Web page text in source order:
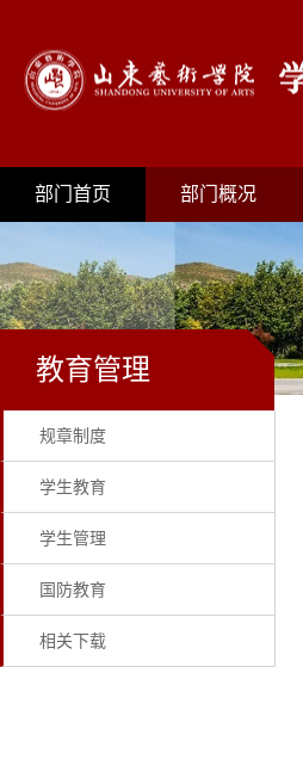
部门首页 部门概况
教育管理
规章制度
学生教育
学生管理
国防教育
相关下载